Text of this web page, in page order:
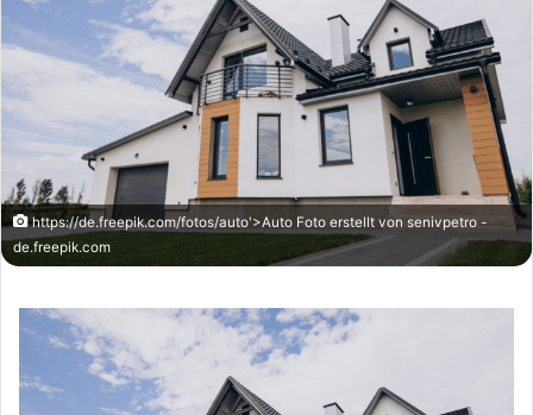
https://de.freepik.com/fotos/auto'>Auto Foto erstellt von senivpetro -
de.freepik.com